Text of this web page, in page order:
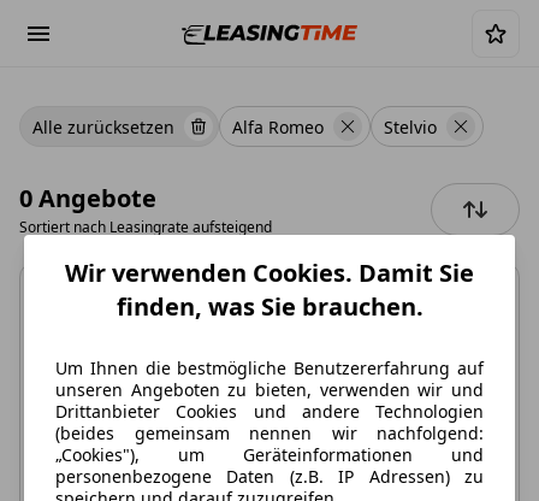
Alle zurücksetzen Alfa Romeo Stelvio
0 Angebote
Sortiert nach Leasingrate aufsteigend
Keine Angebote
verfügbar
Wir verwenden Cookies. Damit Sie
finden, was Sie brauchen.
Um Ihnen die bestmögliche Benutzererfahrung auf
unseren Angeboten zu bieten, verwenden wir und
Drittanbieter Cookies und andere Technologien
(beides gemeinsam nennen wir nachfolgend:
„Cookies"), um Geräteinformationen und
personenbezogene Daten (z.B. IP Adressen) zu